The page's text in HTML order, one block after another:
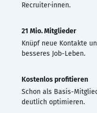
Recruiter·innen.
21 Mio. Mitglieder
Knüpf neue Kontakte
besseres Job-Leben.
Kostenlos profitieren
Schon als Basis-
deutlich optimieren.